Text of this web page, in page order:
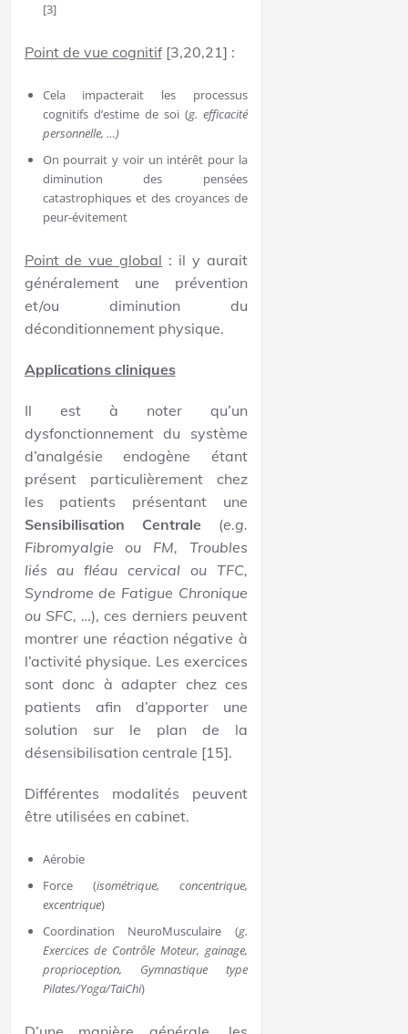
[3]
Point de vue cognitif[3,20,21] :
Cela impacterait les processus
cognitifs d’estime de soi (g. efficacité
personnelle, …)
On pourrait y voir un intérêt pour la
diminution des pensées
catastrophiques et des croyances de
peur-évitement
Point de vue global : il y aurait
généralement une prévention
et/ou diminution du
déconditionnement physique.
Applications cliniques
Il est à noter qu’un
dysfonctionnement du système
d’analgésie endogène étant
présent particulièrement chez
les patients présentant une
Sensibilisation Centrale (e.g.
Fibromyalgie ou FM, Troubles
liés au fléau cervical ou TFC,
Syndrome de Fatigue Chronique
ou SFC, …), ces derniers peuvent
montrer une réaction négative à
l’activité physique. Les exercices
sont donc à adapter chez ces
patients afin d’apporter une
solution sur le plan de la
désensibilisation centrale [15].
Différentes modalités peuvent
être utilisées en cabinet.
Aérobie
Force (isométrique, concentrique,
excentrique)
Coordination NeuroMusculaire (g.
Exercices de Contrôle Moteur, gainage,
proprioception, Gymnastique type
Pilates/Yoga/TaiChi)